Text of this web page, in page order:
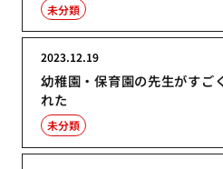
未分類
幼稚園・保育園の先生がすご
れた
2023.12.19
未分類